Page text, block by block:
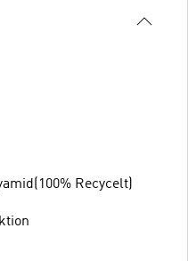
Recycelt)